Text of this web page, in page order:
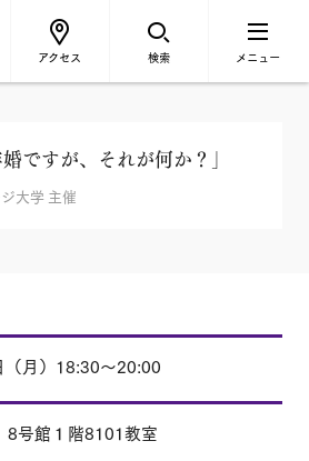
アクセス 検索 メニュー
ですが、それが何か？」
大学 主催
月）18:30～20:00
号館１階8101教室